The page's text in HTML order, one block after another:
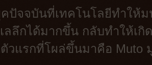
ปัจจบันที่เทคโนโลยีทำให้ม
ลลึกได้มากขึ้น กลับทำให้เ
วแรกที่โผล่ขึ้นมาคือ Muto